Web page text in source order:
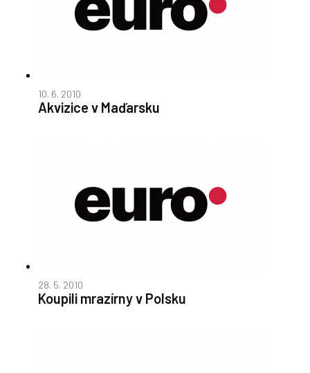
10. 6. 2010
Akvizice v Maďarsku
28. 5. 2010
Koupili mrazírny v Polsku